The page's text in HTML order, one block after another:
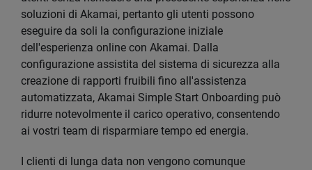
soluzioni di Akamai, pertanto gli utenti possono
eseguire da soli la configurazione iniziale
dell'esperienza online con Akamai. Dalla
configurazione assistita del sistema di sicurezza alla
creazione di rapporti fruibili fino all'assistenza
automatizzata, Akamai Simple Start Onboarding può
ridurre notevolmente il carico operativo, consentendo
ai vostri team di risparmiare tempo ed energia.
I clienti di lunga data non vengono comunque